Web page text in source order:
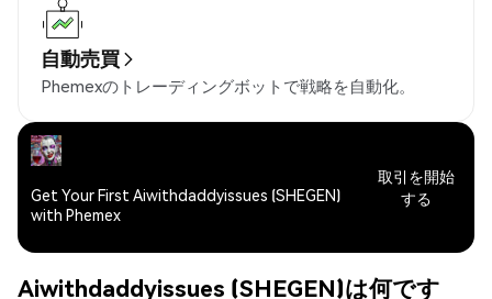
自動売買
Phemexのトレーディングボットで戦略を自動化。
Get Your First Aiwithdaddyissues (SHEGEN)
with Phemex
取引を開始
する
Aiwithdaddyissues (SHEGEN)は何です